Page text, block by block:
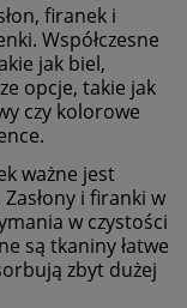
firanek i
Współczesne
jak biel,
opcje, takie jak
czy kolorowe
ważne jest
i firanki w
w czystości
są tkaniny łatwe
zbyt dużej